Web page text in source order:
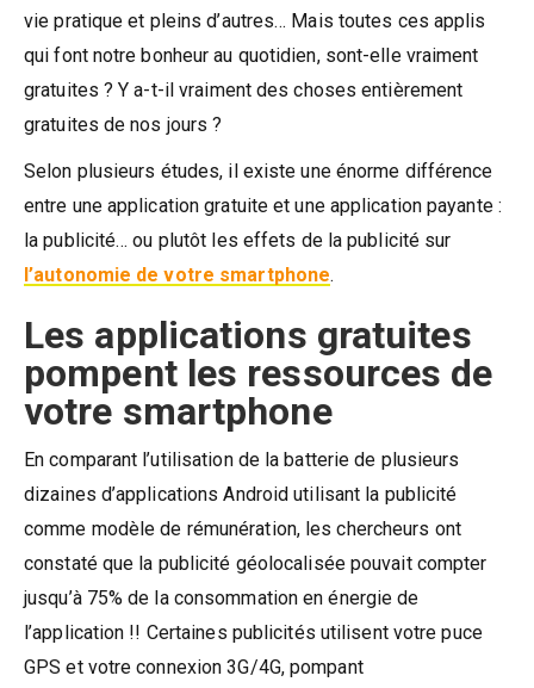
vie pratique et pleins d’autres… Mais toutes ces applis
qui font notre bonheur au quotidien, sont-elle vraiment
gratuites ? Y a-t-il vraiment des choses entièrement
gratuites de nos jours ?
Selon plusieurs études, il existe une énorme différence
entre une application gratuite et une application payante :
la publicité… ou plutôt les effets de la publicité sur
l’autonomie de votre smartphone.
Les applications gratuites
pompent les ressources de
votre smartphone
En comparant l’utilisation de la batterie de plusieurs
dizaines d’applications Android utilisant la publicité
comme modèle de rémunération, les chercheurs ont
constaté que la publicité géolocalisée pouvait compter
jusqu’à 75% de la consommation en énergie de
l’application !! Certaines publicités utilisent votre puce
GPS et votre connexion 3G/4G, pompant